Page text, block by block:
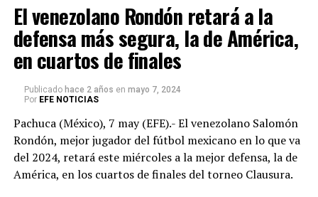
El venezolano Rondón retará a la
defensa más segura, la de América,
en cuartos de finales
Publicado hace 2 años en mayo 7, 2024
Por EFE NOTICIAS
Pachuca (México), 7 may (EFE).- El venezolano Salomón
Rondón, mejor jugador del fútbol mexicano en lo que va
del 2024, retará este miércoles a la mejor defensa, la de
América, en los cuartos de finales del torneo Clausura.